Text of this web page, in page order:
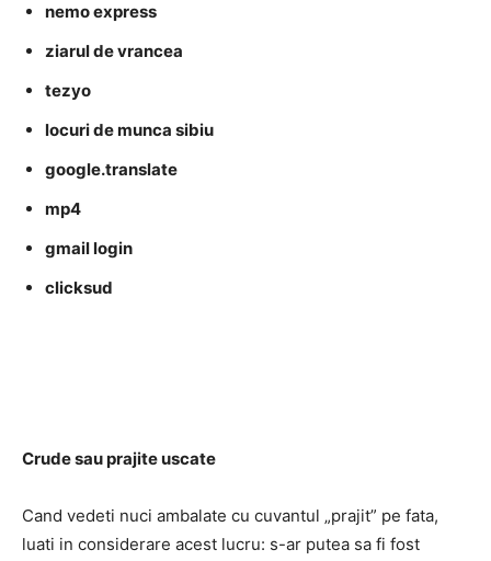
nemo express
ziarul de vrancea
tezyo
locuri de munca sibiu
google.translate
mp4
gmail login
clicksud
Crude sau prajite uscate
Cand vedeti nuci ambalate cu cuvantul „prajit” pe fata,
luati in considerare acest lucru: s-ar putea sa fi fost